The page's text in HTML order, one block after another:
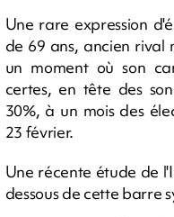
Une rare expression
de 69 ans, ancien rival
un moment où son
certes, en tête des
30%, à un mois des
23 février.
Une récente étude de
dessous de cette barre